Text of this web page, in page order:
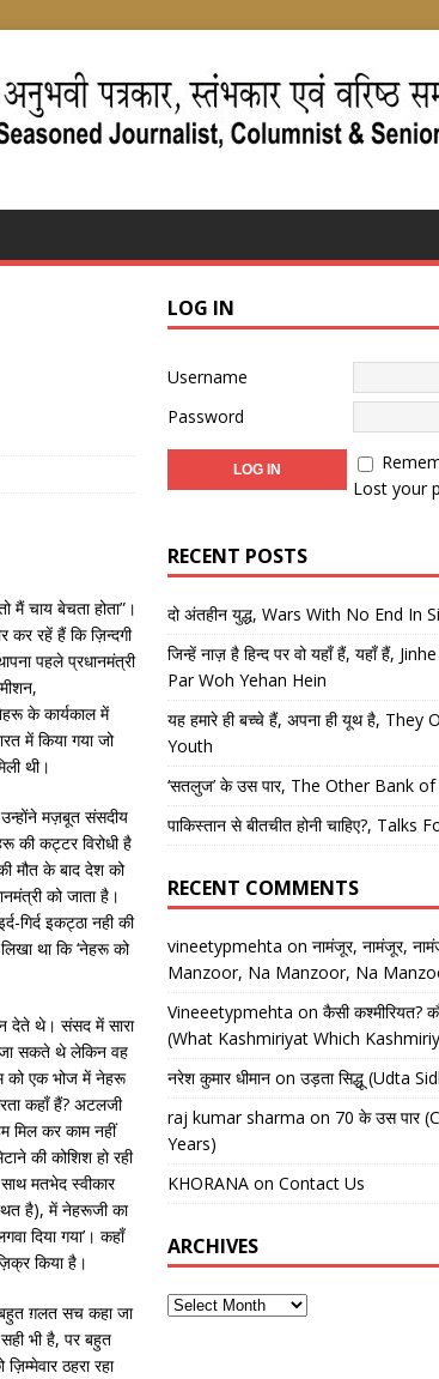
चाय बेचता होता”।
रहें हैं कि ज़िन्दगी
पहले प्रधानमंत्री
के कार्यकाल में
में किया गया जो
थी।
मज़बूत संसदीय
की कट्टर विरोधी है
मौत के बाद देश को
को जाता है।
गिर्द इकट्ठा नही की
था कि ‘नेहरू को
देते थे। संसद में सारा
सकते थे लेकिन वह
को एक भोज में नेहरू
कहाँ हैं? अटलजी
मिल कर काम नहीं
की कोशिश हो रही
मतभेद स्वीकार
है), में नेहरूजी का
दिया गया’। कहाँ
किया है।
ग़लत सच कहा जा
भी है, पर बहुत
ठहरा रहा
LOG IN
Username
Password
Lost your
RECENT POSTS
दो अंतहीन युद्ध, Wars With No End In
जिन्हें नाज़ है हिन्द पर वो यहाँ हैं, यहाँ हैं,
Par Woh Yehan Hein
यह हमारे ही बच्चे हैं, अपना ही यूथ है, They
Youth
‘सतलुज’ के उस पार, The Other Bank of
पाकिस्तान से बीतचीत होनी चाहिए?, Talks
RECENT COMMENTS
vineetypmehta on नामंजूर, नामंजूर,
Manzoor, Na Manzoor, Na
Vineeetypmehta on कैसी कश्मीरियत?
(What Kashmiriyat Which
नरेश कुमार धीमानon उड़ता सिद्धू (Udta
raj kumar sharma on 70 के उस पार
Years)
KHORANAon Contact Us
ARCHIVES